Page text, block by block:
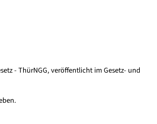
- ThürNGG, veröffentlicht im Gesetz- und